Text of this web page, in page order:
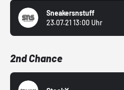
Sneakersnstuff
23.07.21 13:00 Uhr
2nd Chance